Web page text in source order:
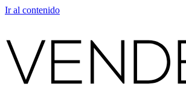
Ir al contenido